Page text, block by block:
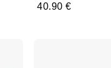
40.90 €